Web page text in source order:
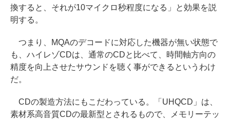
換すると、それが10マイクロ秒程度になる」と効果を説
明する。
つまり、MQAのデコードに対応した機器が無い状態で
も、ハイレゾCDは、通常のCDと比べて、時間軸方向の
精度を向上させたサウンドを聴く事ができるというわけ
だ。
CDの製造方法にもこだわっている。「UHQCD」は、
素材系高音質CDの最新型とされるもので、メモリーテッ